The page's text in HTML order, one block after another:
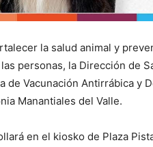
la salud animal y
personas, la Dirección de
de Vacunación Antirrábica y
Manantiales del Valle.
en el kiosko de Plaza